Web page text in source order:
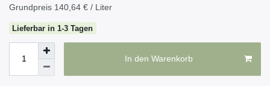
Grundpreis 140,64 € / Liter
Lieferbar in 1-3 Tagen
In den Warenkorb